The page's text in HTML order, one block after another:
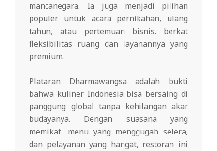
mancanegara. Ia juga menjadi pilihan
populer untuk acara pernikahan, ulang
tahun, atau pertemuan bisnis, berkat
fleksibilitas ruang dan layanannya yang
premium.
Plataran Dharmawangsa adalah bukti
bahwa kuliner Indonesia bisa bersaing di
panggung global tanpa kehilangan akar
budayanya. Dengan suasana yang
memikat, menu yang menggugah selera,
dan pelayanan yang hangat, restoran ini